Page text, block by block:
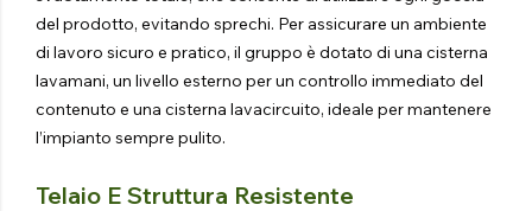
del prodotto, evitando sprechi. Per assicurare un ambiente
di lavoro sicuro e pratico, il gruppo è dotato di una cisterna
lavamani, un livello esterno per un controllo immediato del
contenuto e una cisterna lavacircuito, ideale per mantenere
l’impianto sempre pulito.
Telaio E Struttura Resistente